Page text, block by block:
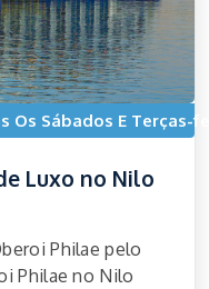
Os Sábados E Terças-
Luxo no Nilo
Philae pelo
Philae no Nilo